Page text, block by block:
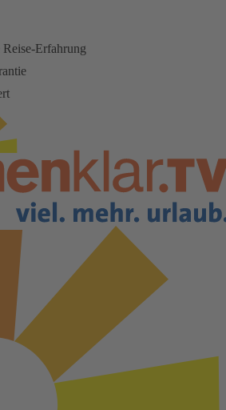
Erfahrung